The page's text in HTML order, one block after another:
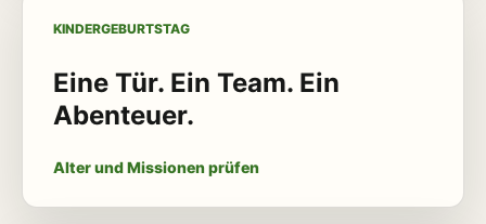
KINDERGEBURTSTAG
Eine Tür. Ein Team. Ein
Abenteuer.
Alter und Missionen prüfen